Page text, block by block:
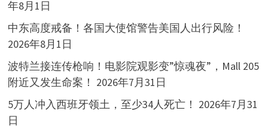
年8月1日
中东高度戒备！各国大使馆警告美国人出行风险！
2026年8月1日
波特兰接连传枪响！电影院观影变”惊魂夜”，Mall 205
附近又发生命案！ 2026年7月31日
5万人冲入西班牙领土，至少34人死亡！ 2026年7月31
日